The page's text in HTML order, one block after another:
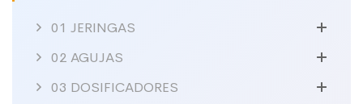
01 JERINGAS
02 AGUJAS
03 DOSIFICADORES